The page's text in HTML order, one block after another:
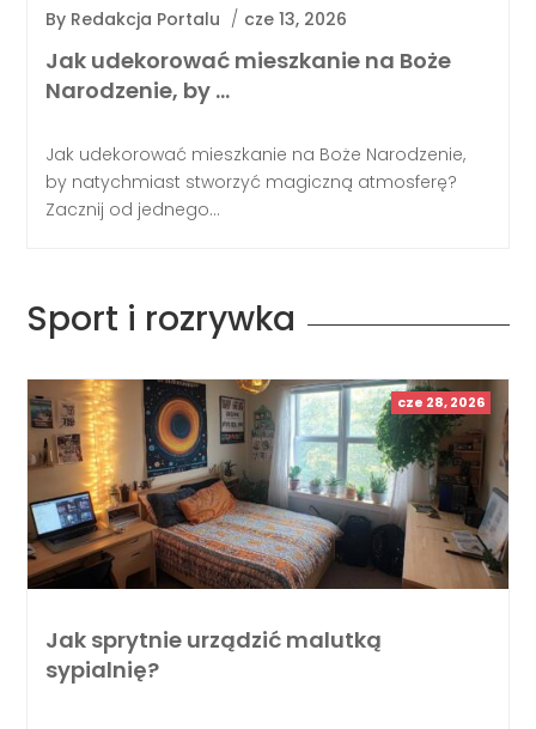
By Redakcja Portalu / cze 13, 2026
Jak udekorować mieszkanie na Boże
Narodzenie, by …
Jak udekorować mieszkanie na Boże Narodzenie,
by natychmiast stworzyć magiczną atmosferę?
Zacznij od jednego...
Sport i rozrywka
cze 28, 2026
Jak sprytnie urządzić malutką
sypialnię?